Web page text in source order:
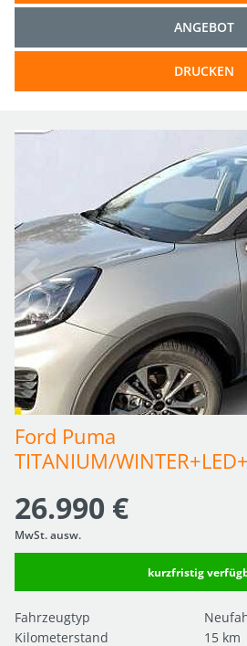
ANGEBOT
DRUCKEN
Ford Puma
TITANIUM/
26.990 €
MwSt. ausw.
kurzfristig
Fahrzeugtyp
Kilometerstand
15 km